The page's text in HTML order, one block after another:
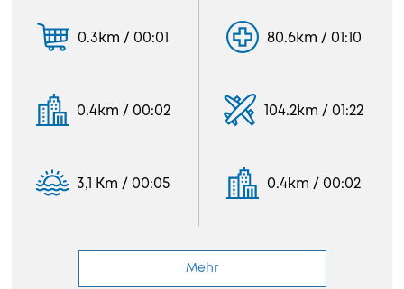
0.3km / 00:01
0.4km / 00:02
3,1 Km / 00:05
80.6km / 01:10
104.2km / 01:22
0.4km / 00:02
Mehr